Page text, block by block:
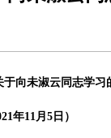
于向未淑云同志学习
年11月5日）